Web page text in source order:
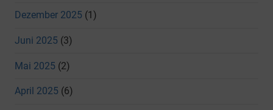
Dezember 2025 (1)
Juni 2025 (3)
Mai 2025 (2)
April 2025 (6)